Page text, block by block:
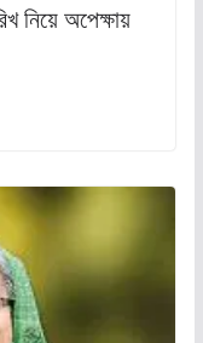
নিয়ে অপেক্ষায়